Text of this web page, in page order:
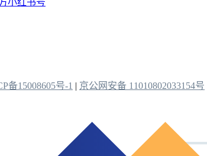
备15008605号-1 | 京公网安备 11010802033154号